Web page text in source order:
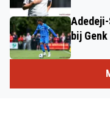
bij Genk